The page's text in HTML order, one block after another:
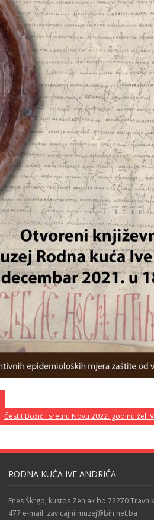
Čestit Božić i sretnu Novu 2022. godinu želi
RODNA KUĆA IVE ANDRIĆA
Enes Škrgo, kustos Zenjak bb 72270
477 e-mail: zavicajni.muzej@bih.net.ba